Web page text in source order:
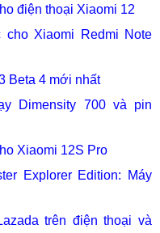
điện thoại Xiaomi 12
Xiaomi Redmi Note
Beta 4 mới nhất
Dimensity 700 và pin
Xiaomi 12S Pro
Explorer Edition: Máy
trên điện thoại và